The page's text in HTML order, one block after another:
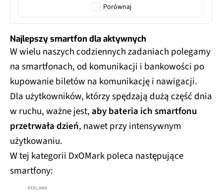
Porównaj
Najlepszy smartfon dla aktywnych
W wielu naszych codziennych zadaniach polegamy
na smartfonach, od komunikacji i bankowości po
kupowanie biletów na komunikację i nawigacji.
Dla użytkowników, którzy spędzają dużą część dnia
w ruchu, ważne jest,aby bateria ich smartfonu
przetrwała dzień, nawet przy intensywnym
użytkowaniu.
W tej kategorii DxOMark poleca następujące
smartfony: